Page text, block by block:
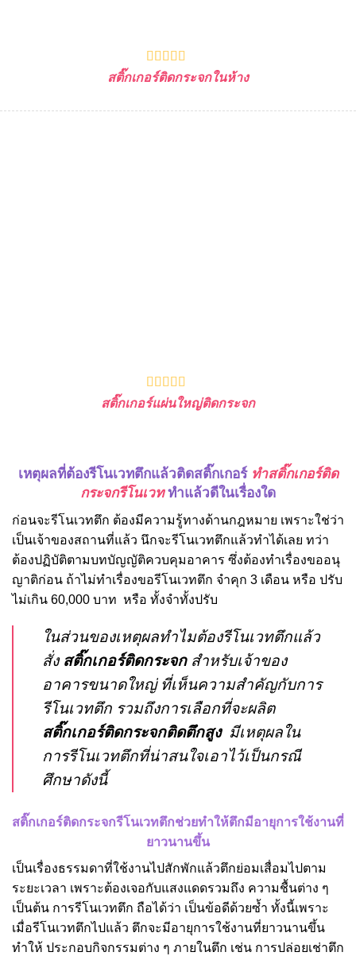
สติ๊กเกอร์ติดกระจกในห้าง
สติ๊กเกอร์แผ่นใหญ่ติดกระจก
เหตุผลที่ต้องรีโนเวทตึกแล้วติดสติ๊กเกอร์ ทำสติ๊กเกอร์ติด
กระจกรีโนเวททำแล้วดีในเรื่องใด
ก่อนจะรีโนเวทตึก ต้องมีความรู้ทางด้านกฎหมาย เพราะใช่ว่า
เป็นเจ้าของสถานที่แล้ว นึกจะรีโนเวทตึกแล้วทำได้เลย ทว่า
ต้องปฏิบัติตามบทบัญญัติควบคุมอาคาร ซึ่งต้องทำเรื่องขออนุ
ญาติก่อน ถ้าไม่ทำเรื่องขอรีโนเวทตึก จำคุก 3 เดือน หรือ ปรับ
ไม่เกิน 60,000 บาท หรือ ทั้งจำทั้งปรับ
ในส่วนของเหตุผลทำไมต้องรีโนเวทตึกแล้ว
สั่ง สติ๊กเกอร์ติดกระจก สำหรับเจ้าของ
อาคารขนาดใหญ่ ที่เห็นความสำคัญกับการ
รีโนเวทตึก รวมถึงการเลือกที่จะผลิต
สติ๊กเกอร์ติดกระจกติดตึกสูง มีเหตุผลใน
การรีโนเวทตึกที่น่าสนใจเอาไว้เป็นกรณี
ศึกษาดังนี้
สติ๊กเกอร์ติดกระจกรีโนเวทตึกช่วยทำให้ตึกมีอายุการใช้งานที่
ยาวนานขึ้น
เป็นเรื่องธรรมดาที่ใช้งานไปสักพักแล้วตึกย่อมเสื่อมไปตาม
ระยะเวลา เพราะต้องเจอกับแสงแดดรวมถึง ความชื้นต่าง ๆ
เป็นต้น การรีโนเวทตึก ถือได้ว่า เป็นข้อดีด้วยซ้ำ ทั้งนี้เพราะ
เมื่อรีโนเวทตึกไปแล้ว ตึกจะมีอายุการใช้งานที่ยาวนานขึ้น
ทำให้ ประกอบกิจกรรมต่าง ๆ ภายในตึก เช่น การปล่อยเช่าตึก